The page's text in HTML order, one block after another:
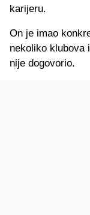
karijeru.
On je imao
nekoliko klubova
nije dogovorio.